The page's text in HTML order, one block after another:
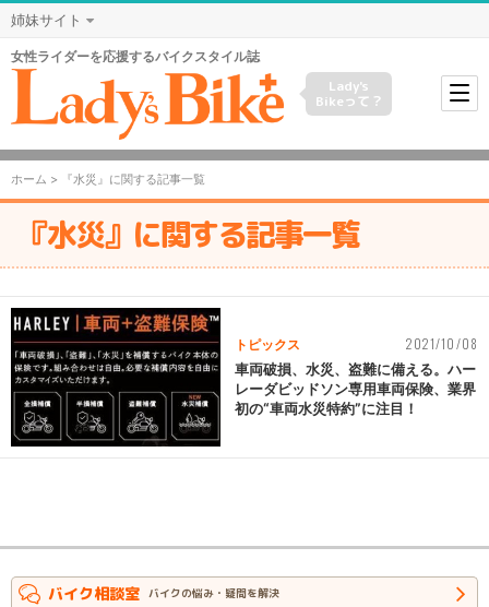
姉妹サイト
女性ライダーを応援するバイクスタイル誌
Lady's
Bikeって？
ホーム > 『水災』に関する記事一覧
『水災』に関する記事一覧
トピックス 2021/10/08
車両破損、水災、盗難に備える。ハー
レーダビッドソン専用車両保険、業界
初の“車両水災特約”に注目！
バイク相談室 バイクの悩み・疑問を解決